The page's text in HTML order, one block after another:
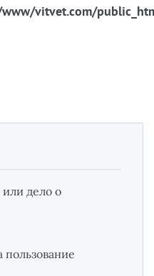
vitvet.com/
дело о
пользование